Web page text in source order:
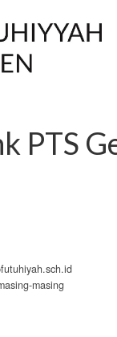
PTS
masing